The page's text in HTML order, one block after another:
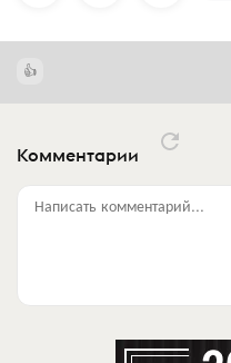
Комментарии
Написать комментарий...